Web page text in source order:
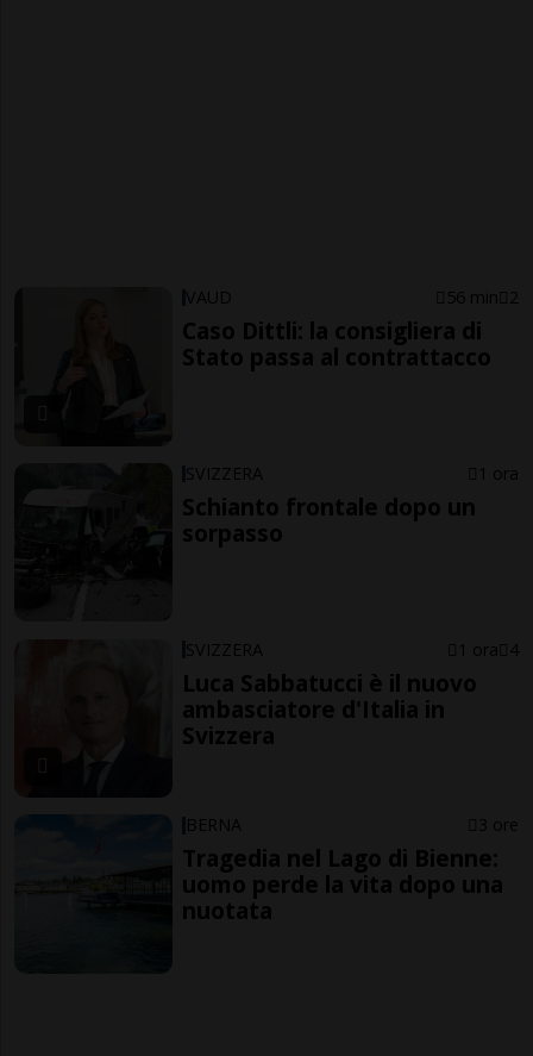
VAUD 56 min 2
Caso Dittli: la consigliera di
Stato passa al contrattacco
SVIZZERA 1 ora
Schianto frontale dopo un
sorpasso
SVIZZERA 1 ora 4
Luca Sabbatucci è il nuovo
ambasciatore d'Italia in
Svizzera
BERNA 3 ore
Tragedia nel Lago di Bienne:
uomo perde la vita dopo una
nuotata